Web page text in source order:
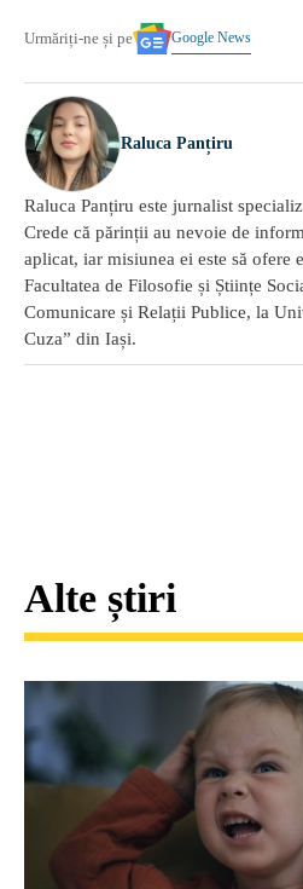
Urmăriți-ne și pe Google News
Raluca Panțiru
Raluca Panțiru este jurnalist
Crede că părinții au nevoie de
aplicat, iar misiunea ei este să ofere
Facultatea de Filosofie și Științe
Comunicare și Relații Publice, la
Cuza” din Iași.
Alte știri